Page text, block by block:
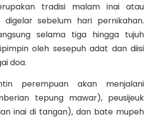
tradisi malam inai atau
digelar sebelum hari pernikahan.
selama tiga hingga tujuh
oleh sesepuh adat dan diisi
doa.
perempuan akan menjalani
tepung mawar), peusijeuk
inai di tangan), dan bate mupeh